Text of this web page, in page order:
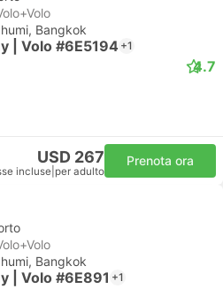
Bangkok
| Volo #6E5194 +1
4.7
USD 267
incluse per adulto
Prenota ora
Bangkok
| Volo #6E891 +1